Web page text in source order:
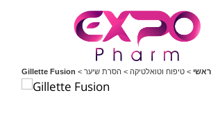
ראשי > טיפוח וטואלטיקה > הסרת שיער >
Gillette Fusion